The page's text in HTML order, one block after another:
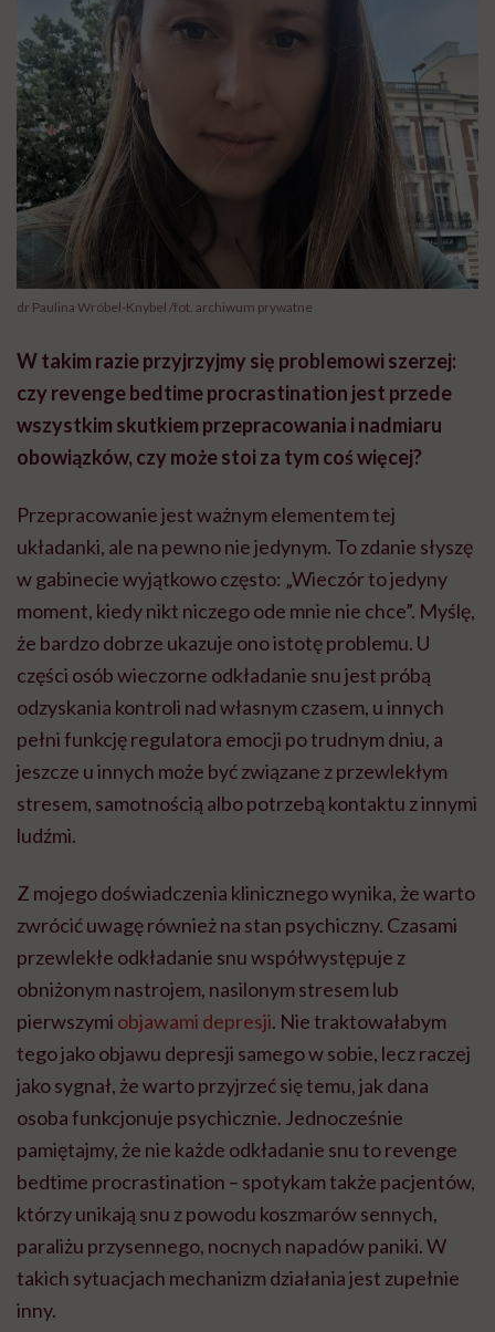
dr Paulina Wróbel-Knybel /fot. archiwum prywatne
W takim razie przyjrzyjmy się problemowi szerzej:
czy revenge bedtime procrastination jest przede
wszystkim skutkiem przepracowania i nadmiaru
obowiązków, czy może stoi za tym coś więcej?
Przepracowanie jest ważnym elementem tej
układanki, ale na pewno nie jedynym. To zdanie słyszę
w gabinecie wyjątkowo często: „Wieczór to jedyny
moment, kiedy nikt niczego ode mnie nie chce”. Myślę,
że bardzo dobrze ukazuje ono istotę problemu. U
części osób wieczorne odkładanie snu jest próbą
odzyskania kontroli nad własnym czasem, u innych
pełni funkcję regulatora emocji po trudnym dniu, a
jeszcze u innych może być związane z przewlekłym
stresem, samotnością albo potrzebą kontaktu z innymi
ludźmi.
Z mojego doświadczenia klinicznego wynika, że warto
zwrócić uwagę również na stan psychiczny. Czasami
przewlekłe odkładanie snu współwystępuje z
obniżonym nastrojem, nasilonym stresem lub
pierwszymi objawami depresji. Nie traktowałabym
tego jako objawu depresji samego w sobie, lecz raczej
jako sygnał, że warto przyjrzeć się temu, jak dana
osoba funkcjonuje psychicznie. Jednocześnie
pamiętajmy, że nie każde odkładanie snu to revenge
bedtime procrastination – spotykam także pacjentów,
którzy unikają snu z powodu koszmarów sennych,
paraliżu przysennego, nocnych napadów paniki. W
takich sytuacjach mechanizm działania jest zupełnie
inny.